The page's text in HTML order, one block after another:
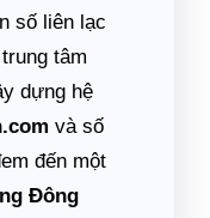
số liên lạc
tâm
dựng hệ
và số
đến một
Đông